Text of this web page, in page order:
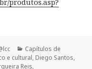
Categorias
Capítulos de
e cultural, Diego Santos,
Reis,